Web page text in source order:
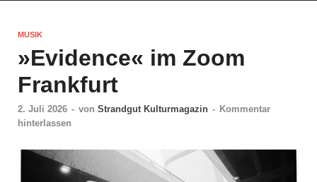
MUSIK
»Evidence« im Zoom
Frankfurt
2. Juli 2026 - von Strandgut Kulturmagazin - Kommentar
hinterlassen